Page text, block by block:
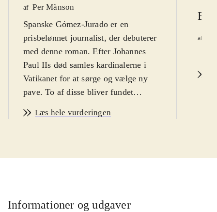
af Per Månson
Spanske Gómez-Jurado er en
prisbelønnet journalist, der debuterer
med denne roman. Efter Johannes
Paul IIs død samles kardinalerne i
Vatikanet for at sørge og vælge ny
pave. To af disse bliver fundet
romerske politiinspektør Paola
sagen diskret sammen med
politikorps. En amerikansk præst,
Anthony Fowler, der har en fortid i
Læs hele vurderingen
af
Informationer og udgaver